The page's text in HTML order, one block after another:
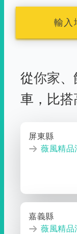
輸入
從你家、
車， 比
屏東縣
薇風精品
嘉義縣
薇風精品